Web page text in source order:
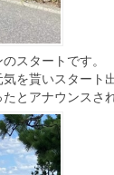
スタートです。
を貰いスタート
とアナウンスさ